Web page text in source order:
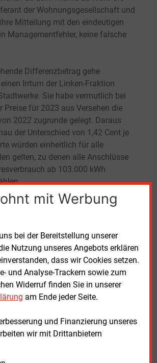
mit Werbung
bei der Bereitstellung unserer
Nutzung unseres Angebots erklären
dass wir Cookies setzen.
und Analyse-Trackern sowie zum
Widerruf finden Sie in unserer
am Ende jeder Seite.
und Finanzierung unseres
wir mit Drittanbietern
der Wohnungsgesellschaft und
Mitteilung mit den eindeutigen
Managementfehler, keine falsche
Differenzbetrag gehe
Irrtum der Linken-Fraktion
Sie habe vermutlich bei
Preise für 2023 aus Versehen die
2022 zugrunde gelegt. Daraus
der Unterschied von 1,42 Cent je
würden einheitlich für alle
gelten, zu denen alle Anschlüsse
ab 103.000 kWh
lässt der Münchner
sich auch zur Preisbildung aus und
Aufschlag im Vergleich der Jahre
Der sei als Folge des Überfalls auf
was sich wiederum auf die
für Flexibilität und Strukturierung“
hätte. Die Kosten seien aber bereits
2023 rückläufig gewesen, der
2024 „aufgrund sich beruhigender
München betonen, immer wie